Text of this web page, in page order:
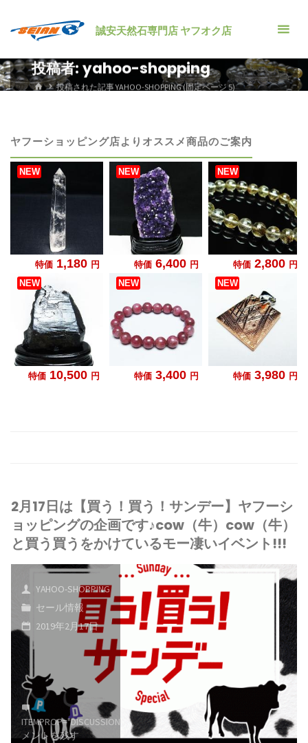
ン
ツ
誠安天然石専門店 ヤフオク店
投稿者: yahoo-shopping
ホ 投稿された記事 YAHOO-SHOPPING(固定ページ 5)
ヤフーショッピング店よりオススメ商品のご案内
2月17日は【買う！買う！サンデー】ヤフーシ
ョッピングの企画です♪cow（牛）cow（牛）
と買う買うをかけているモー凄いイベント!!!
YAHOO-SHOPPING
セール情報
2019年2月17日
ITEMPROP="DISCUSSIONURL"コ
メントを残す